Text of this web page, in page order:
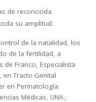
de reconocida
su amplitud:
de la natalidad, los
de la fertilidad, a
de Franco, Especialista
en Tracto Genital
en Perinatología.
Médicas, UNA.;